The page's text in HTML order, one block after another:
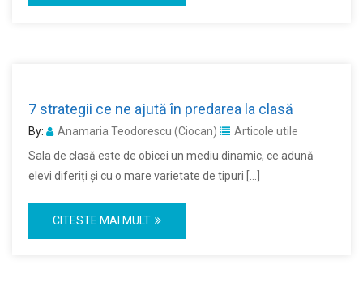
7 strategii ce ne ajută în predarea la clasă
By: Anamaria Teodorescu (Ciocan)
Articole utile
Sala de clasă este de obicei un mediu dinamic, ce adună
elevi diferiți și cu o mare varietate de tipuri […]
CITESTE MAI MULT